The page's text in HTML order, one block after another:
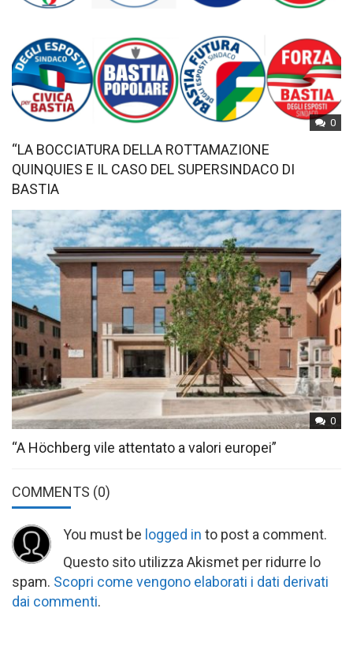
0
“LA BOCCIATURA DELLA ROTTAMAZIONE
QUINQUIES E IL CASO DEL SUPERSINDACO DI
BASTIA
0
“A Höchberg vile attentato a valori europei”
COMMENTS (0)
You must be logged in to post a comment.
Questo sito utilizza Akismet per ridurre lo
spam. Scopri come vengono elaborati i dati derivati
dai commenti.